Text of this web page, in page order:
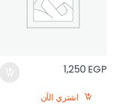
1,250EGP
اشتري الآن